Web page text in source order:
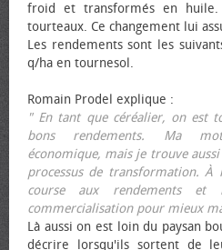
froid et transformés en
tourteaux. Ce changement lui
Les rendements sont les
q/ha en tournesol.
Romain Prodel explique :
" En tant que céréalier, on est
bons rendements. Ma
économique, mais je trouve
processus de transformation.
course aux rendements et
commercialisation pour mieux
Là aussi on est loin du paysan
décrire lorsqu'ils sortent de